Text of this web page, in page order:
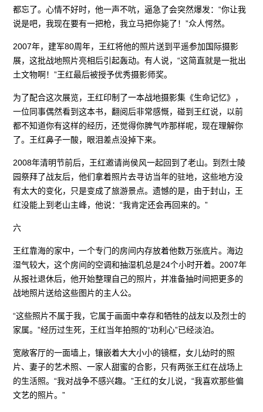
都忘了。心情不好时，他一声不吭，逼急了会突然爆发：“你让我
说是吧，我现在要有一把枪，我立马把你毙了！”众人愕然。
2007年，建军80周年，王红将他的照片送到平遥参加国际摄影
展，这批战地照片亮相后引起轰动。有人说，“这简直就是一批出
土文物啊！”王红最后被授予优秀摄影师奖。
为了配合这次展览，王红印制了一本战地摄影集《生命记忆》，
一位同事偶然看到这本书，翻阅后非常感慨，碰到王红说，以前
都不知道你有这样的经历，还觉得你脾气咋那样呢，现在理解你
了。王红鼻子一酸，眼泪差点没掉下来。
2008年清明节前后，王红邀请尚侯风一起回到了老山。到烈士陵
园祭拜了战友后，他们拿着照片去寻访当年的驻地，这些地方没
有太大的变化，只是变成了旅游景点。遗憾的是，由于封山，王
红没能上到老山主峰，他说：“我肯定还会再回来的。”
六
王红靠海的家中，一个专门的房间内存放着他数万张底片。海边
湿气较大，这个房间的空调和抽湿机总是24个小时开着。2007年
从报社退休后，他开始整理自己的照片，并准备抽时间把更多的
战地照片送给这些图片的主人公。
“这些照片不属于我，它属于画面中幸存和牺牲的战友以及烈士的
家属。”经历过生死，王红当年拍照的“功利心”已经淡泊。
宽敞客厅的一面墙上，镶嵌着大大小小的镜框，女儿幼时的照
片、妻子的艺术照、一家人甜蜜的合影，只有两张王红在战场上
的生活照。“我对战争不感兴趣。”王红的女儿说，“我喜欢那些偏
文艺的照片。”